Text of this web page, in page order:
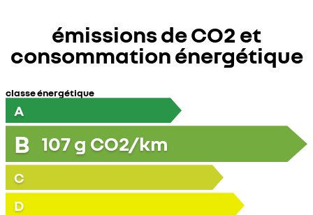
émissions de CO2 et
consommation énergétique
classe énergétique
A
B 107g CO2/km
C
D